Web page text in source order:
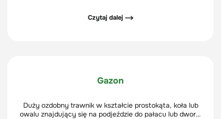
Czytaj dalej ⟶
Gazon
Duży ozdobny trawnik w kształcie prostokąta, koła lub
owalu znajdujący się na podjeździe do pałacu lub dworu,